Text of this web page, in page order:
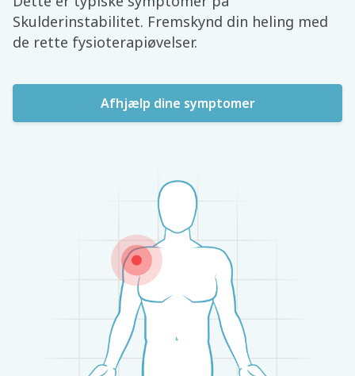
Skulderinstabilitet. Fremskynd din heling med
de rette fysioterapiøvelser.
Afhjælp dine symptomer